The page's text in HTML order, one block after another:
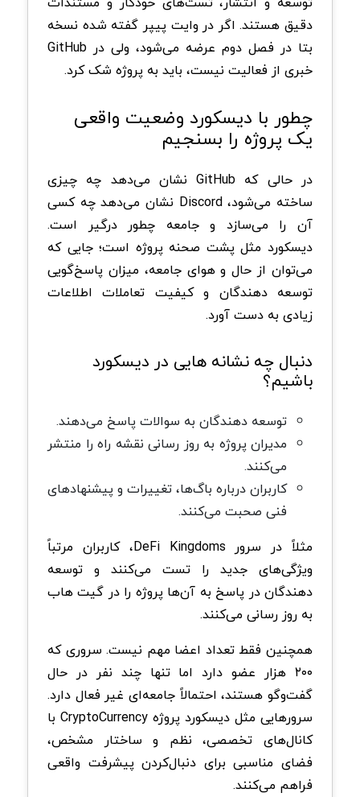
دقیق هستند. اگر در وایت پیپر گفته شده نسخه
بتا در فصل دوم عرضه می‌شود، ولی در GitHub
خبری از فعالیت نیست، باید به پروژه شک کرد.
چطور با دیسکورد وضعیت واقعی
یک پروژه را بسنجیم
در حالی که GitHub نشان می‌دهد چه چیزی
ساخته می‌شود، Discord نشان می‌دهد چه کسی
آن را می‌سازد و جامعه چطور درگیر است.
دیسکورد مثل پشت صحنه پروژه است؛ جایی که
می‌توان از حال و هوای جامعه، میزان پاسخ‌گویی
توسعه دهندگان و کیفیت تعاملات اطلاعات
زیادی به دست آورد.
دنبال چه نشانه هایی در دیسکورد
باشیم؟
توسعه دهندگان به سوالات پاسخ می‌دهند.
مدیران پروژه به‌ روز رسانی نقشه راه را منتشر
می‌کنند.
کاربران درباره باگ‌ها، تغییرات و پیشنهادهای
فنی صحبت می‌کنند.
مثلاً در سرور DeFi Kingdoms، کاربران مرتباً
ویژگی‌های جدید را تست می‌کنند و توسعه
دهندگان در پاسخ به آن‌ها پروژه را در گیت هاب
به‌ روز رسانی می‌کنند.
همچنین فقط تعداد اعضا مهم نیست. سروری که
۲۰۰ هزار عضو دارد اما تنها چند نفر در حال
گفت‌وگو هستند، احتمالاً جامعه‌ای غیر فعال دارد.
سرورهایی مثل دیسکورد پروژه CryptoCurrency با
کانال‌های تخصصی، نظم و ساختار مشخص،
فضای مناسبی برای دنبال‌کردن پیشرفت واقعی
فراهم می‌کنند.